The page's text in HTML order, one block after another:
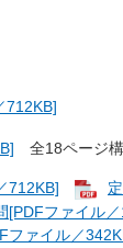
712KB]
全18ページ
712KB]
[PDFファイル
ファイル／